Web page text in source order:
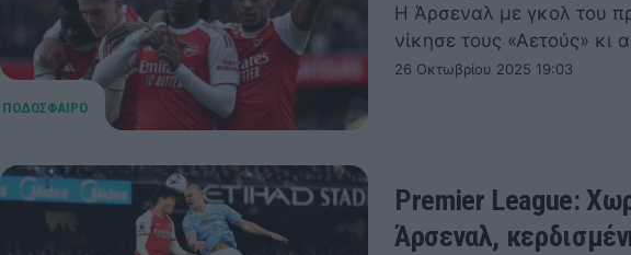
Η Άρσεναλ με γκολ του
νίκησε τους «Αετούς»
26 Οκτωβρίου 2025 19:03
Premier League:
Άρσεναλ,